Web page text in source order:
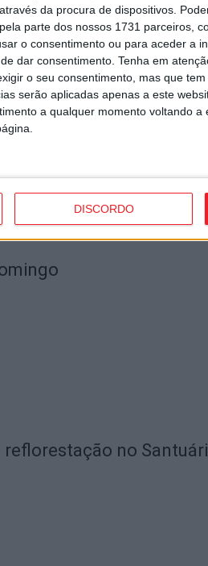
da procura de dispositivos.
parte dos nossos 1731 parceiros,
o consentimento ou para aceder a
dar consentimento. Tenha em
o seu consentimento, mas que
serão aplicadas apenas a este
a qualquer momento voltando a
DISCORDO
de terem ateado
no